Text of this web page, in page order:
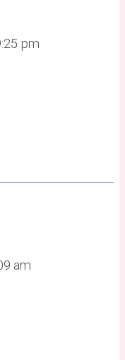
pm
am